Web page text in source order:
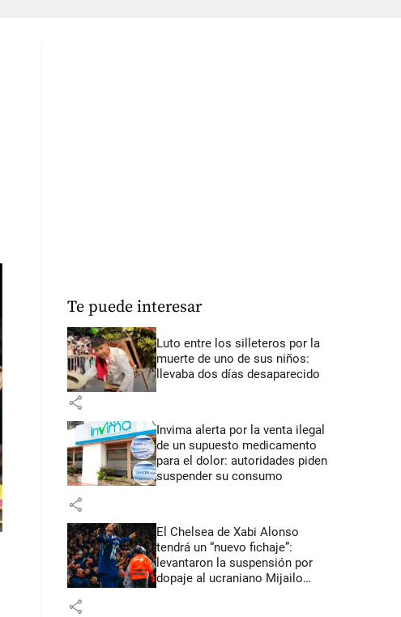
Te puede interesar
Luto entre los silleteros por la
muerte de uno de sus niños:
llevaba dos días desaparecido
share
Invima alerta por la venta ilegal
de un supuesto medicamento
para el dolor: autoridades piden
suspender su consumo
share
El Chelsea de Xabi Alonso
tendrá un “nuevo fichaje”:
levantaron la suspensión por
dopaje al ucraniano Mijailo
share